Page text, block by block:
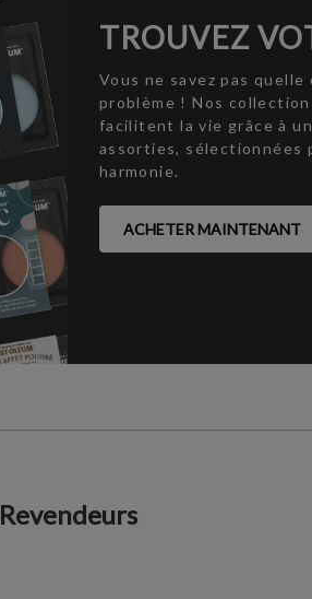
TROUVEZ
Vous ne savez pas
problème ! Nos
facilitent la vie grâce à
assorties, sélectionnées
harmonie.
ACHETER MAINTENANT
Revendeurs